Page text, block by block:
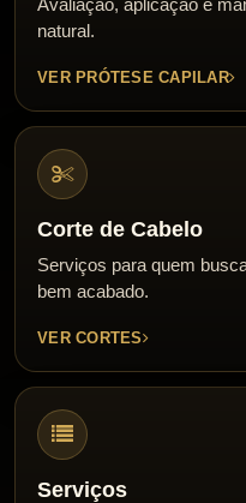
Avaliação, aplicação e
natural.
VER PRÓTESE CAPILAR
Corte de Cabelo
Serviços para quem
bem acabado.
VER CORTES
Serviços